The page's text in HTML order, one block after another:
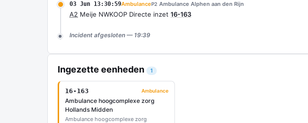
03 Jun 13:30:59AmbulanceP2 Ambulance Alphen aan den Rijn
A2 Meije NWKOOP Directe inzet 16-163
Incident afgesloten — 19:39
Ingezette eenheden 1
16-163 Ambulance
Ambulance hoogcomplexe zorg
Hollands Midden
Ambulance hoogcomplexe zorg